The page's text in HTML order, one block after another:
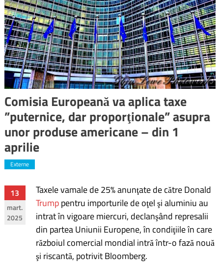
Comisia Europeană va aplica taxe
”puternice, dar proporţionale” asupra
unor produse americane – din 1
aprilie
Externe
13
mart.
2025
Taxele vamale de 25% anunţate de către Donald
Trumppentru importurile de oţel şi aluminiu au
intrat în vigoare miercuri, declanşând represalii
din partea Uniunii Europene, în condiţiile în care
războiul comercial mondial intră într-o fază nouă
şi riscantă, potrivit Bloomberg.
Navigare
în
articole